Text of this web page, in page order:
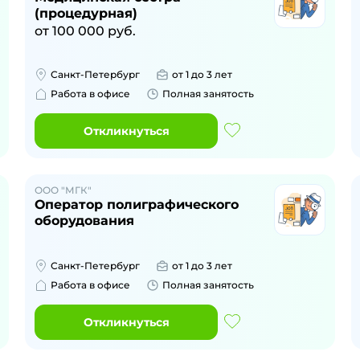
(процедурная)
от100 000 руб.
Санкт-Петербург
от 1 до 3 лет
Работа в офисе
Полная занятость
Откликнуться
ООО "МГК"
Оператор полиграфического
оборудования
Санкт-Петербург
от 1 до 3 лет
Работа в офисе
Полная занятость
Откликнуться